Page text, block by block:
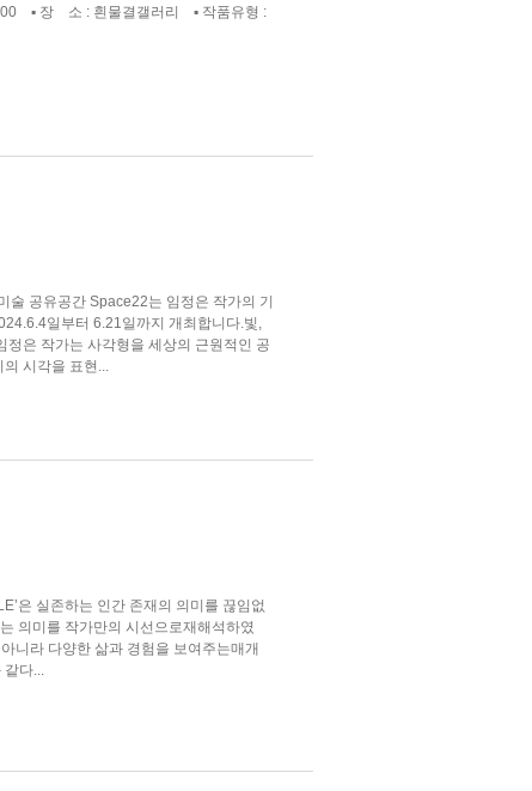
▪ 장 소 : 흰물결갤러리 ▪ 작품유형 :
공유공간 Space22는 임정은 작가의 기
일부터 6.21일까지 개최합니다.빛,
은 작가는 사각형을 세상의 근원적인 공
시각을 표현...
은 실존하는 인간 존재의 의미를 끊임없
의미를 작가만의 시선으로재해석하였
니라 다양한 삶과 경험을 보여주는매개
같다...